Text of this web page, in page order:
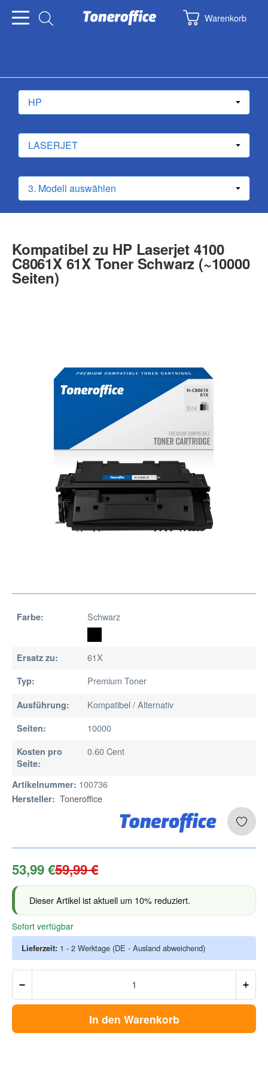
Warenkorb
Kompatibel zu HP Laserjet 4100
C8061X 61X Toner Schwarz (~10000
Seiten)
Farbe: Schwarz
Ersatz zu: 61X
Typ: Premium Toner
Ausführung: Kompatibel / Alternativ
Seiten: 10000
Kosten pro
Seite:
0.60 Cent
Artikelnummer: 100736
Hersteller: Toneroffice
53,99 €59,99 €
Dieser Artikel ist aktuell um 10% reduziert.
Sofort verfügbar
Lieferzeit: 1 - 2 Werktage (DE - Ausland abweichend)
In den Warenkorb